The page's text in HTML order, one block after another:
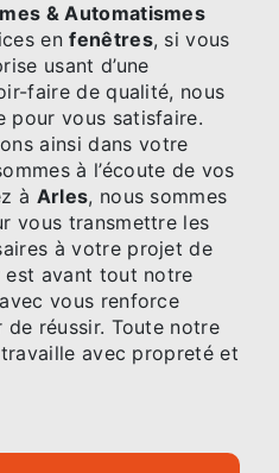
& Automatismes
enfenêtres, si vous
usant d’une
faire de qualité, nous
pour vous satisfaire.
ainsi dans votre
à l’écoute de vos
à Arles, nous sommes
vous transmettre les
à votre projet de
est avant tout notre
vous renforce
réussir. Toute notre
avec propreté et